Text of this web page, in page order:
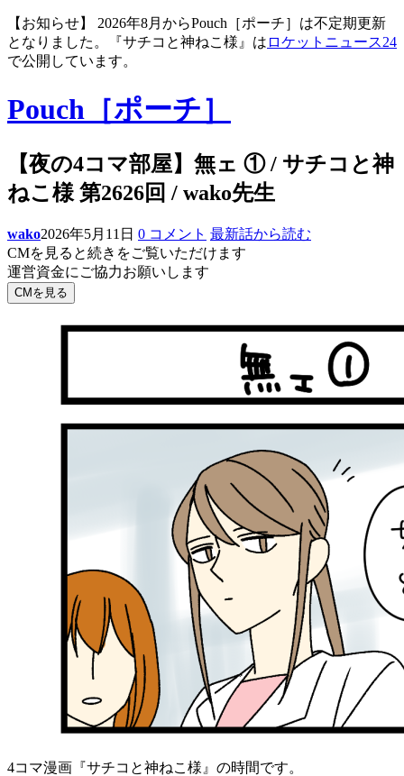
【お知らせ】 2026年8月からPouch［ポーチ］は不定期更新
となりました。『サチコと神ねこ様』は ロケットニュース24
で公開しています。
Pouch［ポーチ］
【夜の4コマ部屋】無ェ ① / サチコと神
ねこ様 第2626回 / wako先生
wako2026年5月11日 0 コメント 最新話から読む
CMを見ると続きをご覧いただけます
運営資金にご協力お願いします
CMを見る
4コマ漫画『サチコと神ねこ様』の時間です。